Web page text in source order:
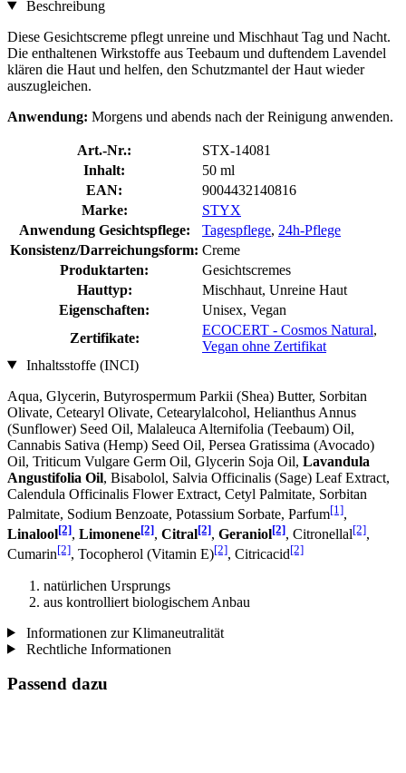
Beschreibung
Diese Gesichtscreme pflegt unreine und Mischhaut Tag und Nacht.
Die enthaltenen Wirkstoffe aus Teebaum und duftendem Lavendel
klären die Haut und helfen, den Schutzmantel der Haut wieder
auszugleichen.
Anwendung: Morgens und abends nach der Reinigung anwenden.
Art.-Nr.:
STX-14081
Inhalt:
50 ml
EAN:
9004432140816
Marke:
STYX
Anwendung Gesichtspflege:
Tagespflege, 24h-Pflege
Konsistenz/Darreichungsform: Creme
Produktarten:
Gesichtscremes
Hauttyp:
Mischhaut, Unreine Haut
Eigenschaften:
Unisex, Vegan
Zertifikate:
ECOCERT - Cosmos Natural,
Vegan ohne Zertifikat
Inhaltsstoffe (INCI)
Aqua, Glycerin, Butyrospermum Parkii (Shea) Butter, Sorbitan
Olivate, Cetearyl Olivate, Cetearylalcohol, Helianthus Annus
(Sunflower) Seed Oil, Malaleuca Alternifolia (Teebaum) Oil,
Cannabis Sativa (Hemp) Seed Oil, Persea Gratissima (Avocado)
Oil, Triticum Vulgare Germ Oil, Glycerin Soja Oil, Lavandula
Angustifolia Oil, Bisabolol, Salvia Officinalis (Sage) Leaf Extract,
Calendula Officinalis Flower Extract, Cetyl Palmitate, Sorbitan
Palmitate, Sodium Benzoate, Potassium Sorbate, Parfum[1],
Linalool[2], Limonene[2], Citral[2], Geraniol[2], Citronellal[2],
Cumarin[2], Tocopherol (Vitamin E)[2], Citricacid[2]
natürlichen Ursprungs
aus kontrolliert biologischem Anbau
Informationen zur Klimaneutralität
Rechtliche Informationen
Passend dazu